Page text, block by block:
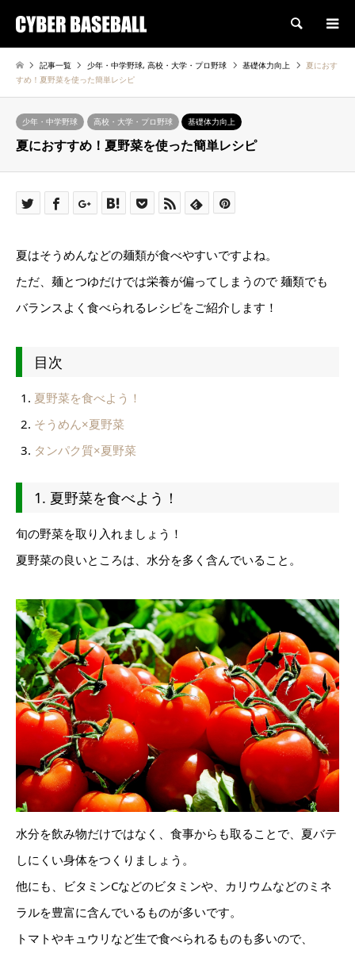
検索
記事一覧 少年・中学野球,高校・大学・プロ野球 基礎体力向上
夏におす
すめ！夏野菜を使った簡単レシピ
少年・中学野球 高校・大学・プロ野球 基礎体力向上
夏におすすめ！夏野菜を使った簡単レシピ
夏はそうめんなどの麺類が食べやすいですよね。
ただ、麺とつゆだけでは栄養が偏ってしまうので 麺類でも
バランスよく食べられるレシピをご紹介します！
目次
夏野菜を食べよう！
そうめん×夏野菜
タンパク質×夏野菜
1. 夏野菜を食べよう！
旬の野菜を取り入れましょう！
夏野菜の良いところは、水分を多く含んでいること。
水分を飲み物だけではなく、食事からも取ることで、夏バテ
しにくい身体をつくりましょう。
他にも、ビタミンCなどのビタミンや、カリウムなどのミネ
ラルを豊富に含んでいるものが多いです。
トマトやキュウリなど生で食べられるものも多いので、